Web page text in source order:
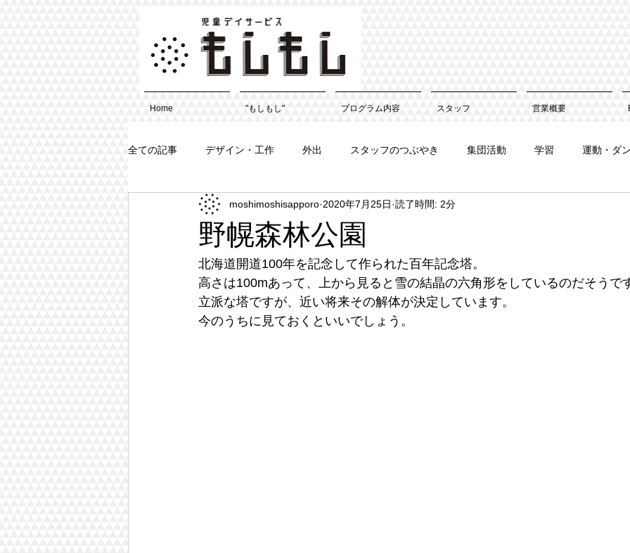
Home "もしもし" プログラム内容 スタッフ 営業概要
全ての記事 デザイン・工作 外出 スタッフのつぶやき 集団活動 学習 運動・ダ
野幌森林公園
moshimoshisapporo 2020年7月25日 読了時間: 2分
北海道開道100年を記念して作られた百年記念塔。
高さは100mあって、上から見ると雪の結晶の六角形をしているのだそうで
立派な塔ですが、近い将来その解体が決定しています。
今のうちに見ておくといいでしょう。